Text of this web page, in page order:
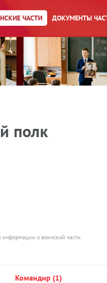
ЧАСТИ ДОКУМЕНТЫ
полк
информации о воинской части
командир (1)